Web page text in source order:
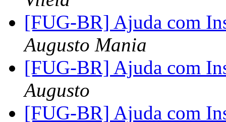
[FUG-BR] Ajuda com
Augusto Mania
[FUG-BR] Ajuda com
Augusto
[FUG-BR] Ajuda com